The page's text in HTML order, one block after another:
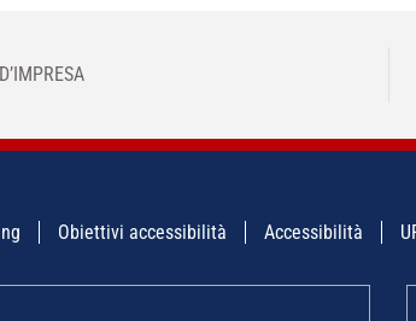
Obiettivi accessibilità Accessibilità